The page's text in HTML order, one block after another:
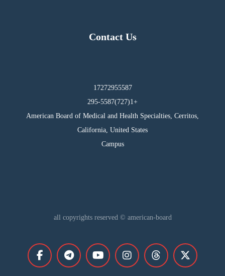
Contact Us
17272955587
295-5587(727)1+
American Board of Medical and Health Specialties, Cerritos,
California, United States
Campus
all copyrights reserved © american-board